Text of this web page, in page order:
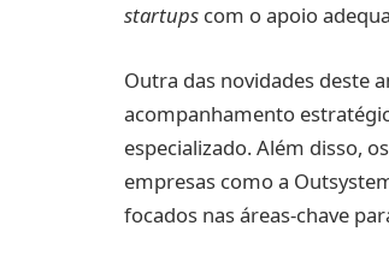
startups com o apoio
Outra das novidades deste
acompanhamento
especializado. Além disso,
empresas como a
focados nas áreas-chave